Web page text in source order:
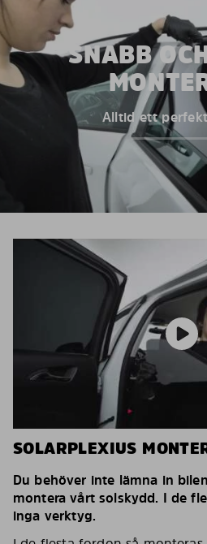
SNABB
Alltid ett
SOLARPLEXIUS
Du behöver inte lämna in
montera vårt solskydd. I de
inga verktyg.